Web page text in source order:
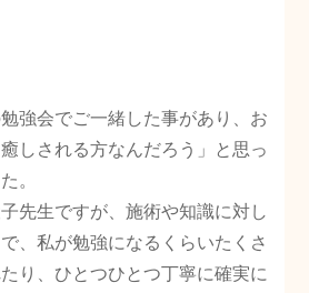
強会でご一緒した事があり、お
しされる方なんだろう」と思っ
。
先生ですが、施術や知識に対し
、私が勉強になるくらいたくさ
り、ひとつひとつ丁寧に確実に